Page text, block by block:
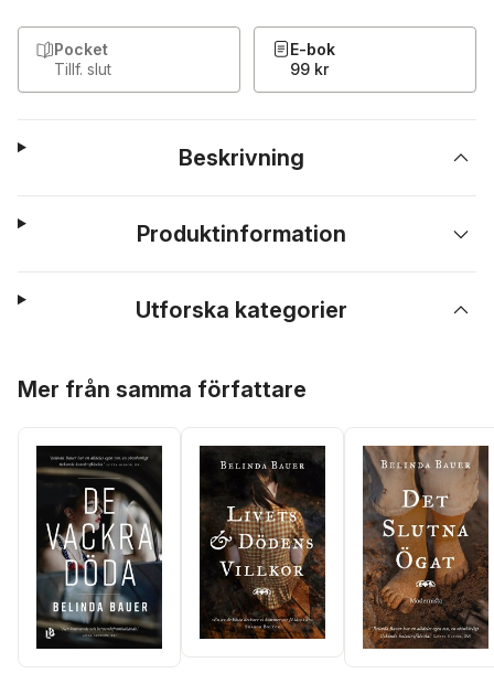
Pocket
Tillf. slut
E-bok
99 kr
Beskrivning
Produktinformation
Utforska kategorier
Mer från samma författare